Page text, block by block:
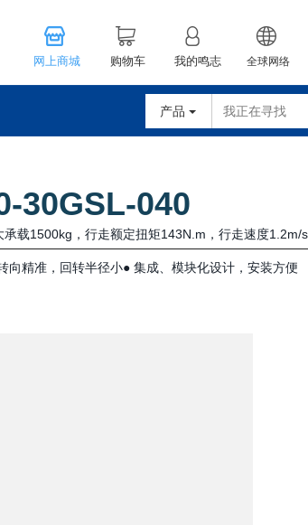
网上商城 购物车 我的鸣志 全球网络
产品
30GSL-040
载1500kg，行走额定扭矩143N.m，行走速度1.2m/s
精准，回转半径小● 集成、模块化设计，安装方便